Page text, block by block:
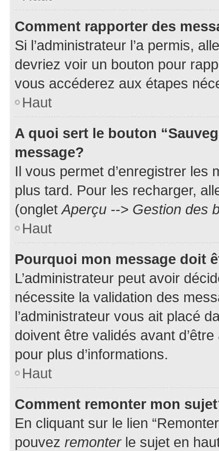
Comment rapporter des
Si l’administrateur l’a permis,
devriez voir un bouton pour
vous accéderez aux étapes
Haut
A quoi sert le bouton
message?
Il vous permet d’enregistrer
plus tard. Pour les recharger,
(ongletAperçu --> Gestion des
Haut
Pourquoi mon message doit
L’administrateur peut avoir
nécessite la validation des
l’administrateur vous ait placé
doivent être validés avant
pour plus d’informations.
Haut
Comment remonter mon
En cliquant sur le lien
pouvez remonterle sujet en